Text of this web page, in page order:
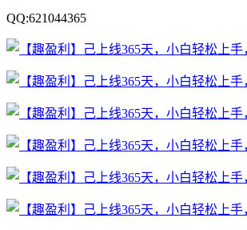
QQ:621044365